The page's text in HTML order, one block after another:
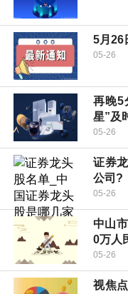
5月26
05-26
再晚5
星”及
05-26
证券
公司?
05-26
中山
0万人
05-26
视焦